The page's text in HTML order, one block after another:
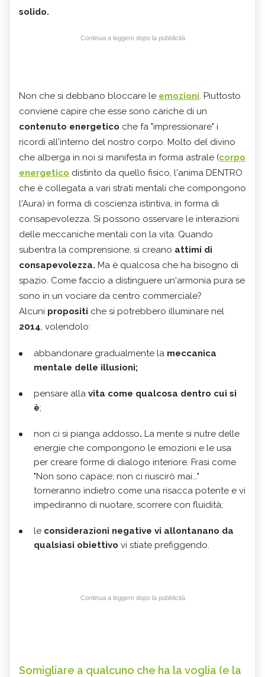
solido.
Continua a leggere dopo la pubblicità
Non che si debbano bloccare le emozioni. Piuttosto
conviene capire che esse sono cariche di un
contenuto energetico che fa "impressionare" i
ricordi all'interno del nostro corpo. Molto del divino
che alberga in noi si manifesta in forma astrale (corpo
energetico distinto da quello fisico, l'anima DENTRO
che è collegata a vari strati mentali che compongono
l'Aura) in forma di coscienza istintiva, in forma di
consapevolezza. Si possono osservare le interazioni
delle meccaniche mentali con la vita. Quando
subentra la comprensione, si creano attimi di
consapevolezza. Ma è qualcosa che ha bisogno di
spazio. Come faccio a distinguere un'armonia pura se
sono in un vociare da centro commerciale?
Alcuni propositi che si potrebbero illuminare nel
2014, volendolo:
abbandonare gradualmente la meccanica
mentale delle illusioni;
pensare alla vita come qualcosa dentro cui si
è;
non ci si pianga addosso. La mente si nutre delle
energie che compongono le emozioni e le usa
per creare forme di dialogo interiore. Frasi come
"Non sono capace; non ci riuscirò mai..."
torneranno indietro come una risacca potente e vi
impediranno di nuotare, scorrere con fluidità;
le considerazioni negative vi allontanano da
qualsiasi obiettivo vi stiate prefiggendo.
Continua a leggere dopo la pubblicità
Somigliare a qualcuno che ha la voglia (e la